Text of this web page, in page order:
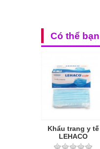
Có thể
Khẩu trang y tế
LEHACO